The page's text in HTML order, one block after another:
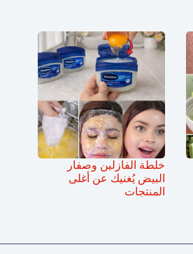
خلطة الفازلين وصفار
البيض يُغنيك عن أغلى
المنتجات